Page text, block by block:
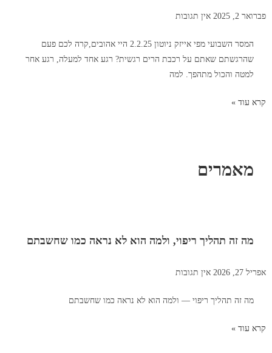
פברואר 2, 2025 אין תגובות
המסר השבועי מפי אייזק ניוטון 2.2.25 היי אהובים,קרה לכם פעם
שהרגשתם שאתם על רכבת הרים רגשית? רגע אחד למעלה, רגע אחר
למטה והכול מתהפך. למה
קרא עוד »
מאמרים
מה זה תהליך ריפוי, ולמה הוא לא נראה כמו שחשבתם
אפריל 27, 2026 אין תגובות
מה זה תהליך ריפוי — ולמה הוא לא נראה כמו שחשבתם
קרא עוד »